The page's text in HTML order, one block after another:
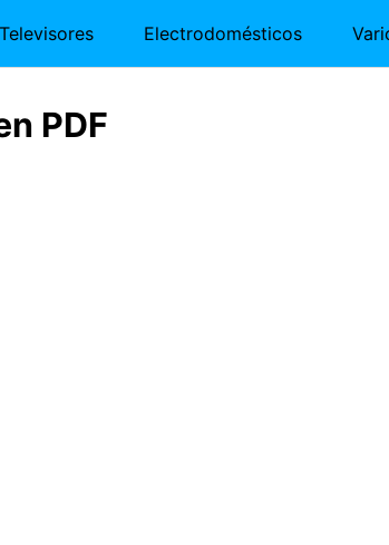
Televisores Electrodomésticos
PDF